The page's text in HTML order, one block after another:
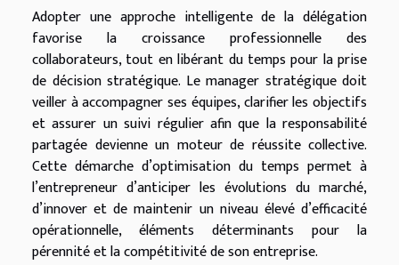
Adopter une approche intelligente de la délégation
favorise la croissance professionnelle des
collaborateurs, tout en libérant du temps pour la prise
de décision stratégique. Le manager stratégique doit
veiller à accompagner ses équipes, clarifier les objectifs
et assurer un suivi régulier afin que la responsabilité
partagée devienne un moteur de réussite collective.
Cette démarche d’optimisation du temps permet à
l’entrepreneur d’anticiper les évolutions du marché,
d’innover et de maintenir un niveau élevé d’efficacité
opérationnelle, éléments déterminants pour la
pérennité et la compétitivité de son entreprise.